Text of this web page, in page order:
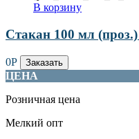
В корзину
Стакан 100 мл
0Р Заказать
ЦЕНА
Розничная цена
Мелкий опт